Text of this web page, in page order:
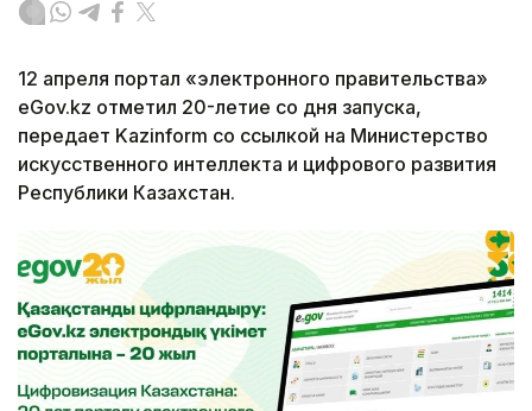
12 апреля портал «электронного правительства»
eGov.kz отметил 20-летие со дня запуска,
передает Kazinform со ссылкой на Министерство
искусственного интеллекта и цифрового развития
Республики Казахстан.